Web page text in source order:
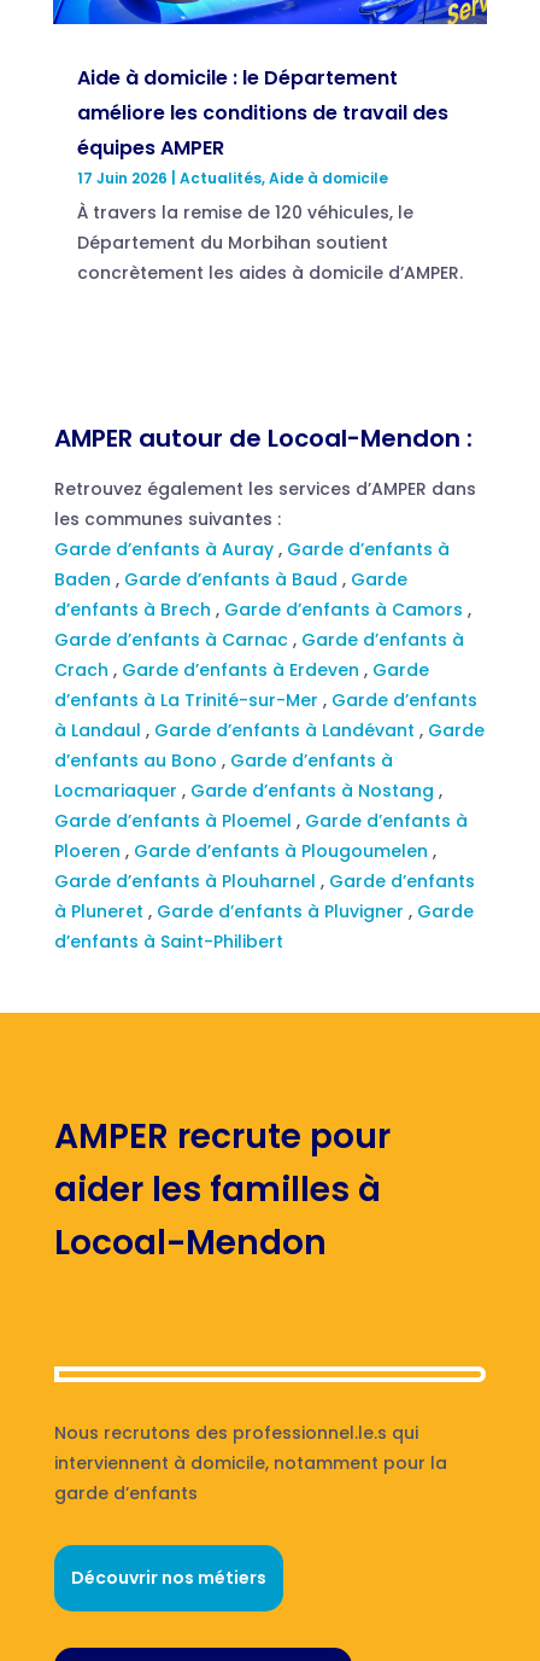
Aide à domicile : le Département
améliore les conditions de travail des
équipes AMPER
17 Juin 2026 Actualités,Aide à domicile
À travers la remise de 120 véhicules, le
Département du Morbihan soutient
concrètement les aides à domicile d’AMPER.
AMPER autour de Locoal-Mendon :
Retrouvez également les services d’AMPER dans
les communes suivantes :
Garde d’enfants à Auray , Garde d’enfants à
Baden , Garde d’enfants à Baud , Garde
d’enfants à Brech , Garde d’enfants à Camors ,
Garde d’enfants à Carnac , Garde d’enfants à
Crach , Garde d’enfants à Erdeven , Garde
d’enfants à La Trinité-sur-Mer , Garde d’enfants
à Landaul , Garde d’enfants à Landévant , Garde
d’enfants au Bono , Garde d’enfants à
Locmariaquer , Garde d’enfants à Nostang ,
Garde d’enfants à Ploemel , Garde d’enfants à
Ploeren , Garde d’enfants à Plougoumelen ,
Garde d’enfants à Plouharnel , Garde d’enfants
à Pluneret , Garde d’enfants à Pluvigner , Garde
d’enfants à Saint-Philibert
AMPER recrute pour
aider les familles à
Locoal-Mendon
Nous recrutons des professionnel.le.s qui
interviennent à domicile, notamment pour la
garde d’enfants
Découvrir nos métiers